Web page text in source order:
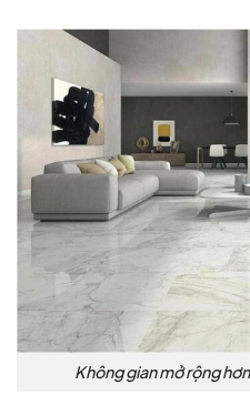
Không gian mở rộng